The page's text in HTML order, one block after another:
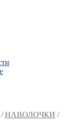
/НАВОЛОЧКИ /